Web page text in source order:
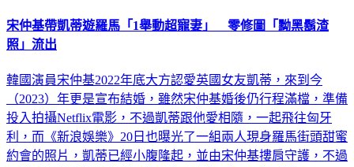
宋仲基帶凱蒂遊羅馬「1舉動超寵妻」 零修圖「黝黑鬍渣
照」流出
韓國演員宋仲基2022年底大方認愛英國女友凱蒂，來到今
（2023）年更是宣布結婚，雖然宋仲基婚後仍行程滿檔，準備
投入拍攝Netflix電影，不過凱蒂跟他愛相隨，一起飛往匈牙
利，而《新浪娛樂》20日也曝光了一組兩人現身羅馬街頭甜蜜
約會的照片，凱蒂已經小腹隆起，並由宋仲基摟肩守護，不過